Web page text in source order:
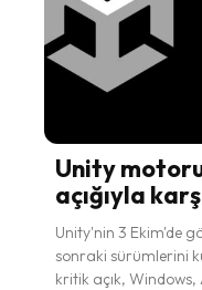
Unity
açığıyla
Unity'nin 3 Ekim'de
sonraki sürümlerini
kritik açık,